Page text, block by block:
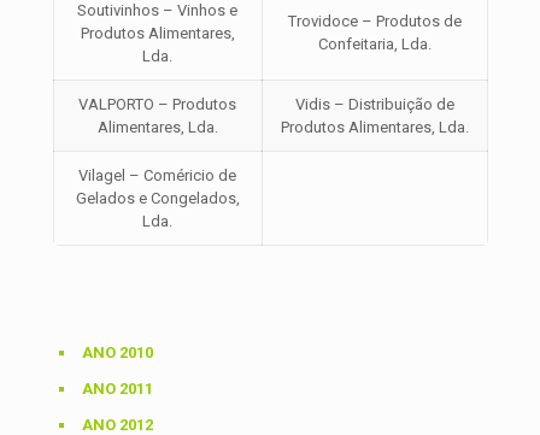
Soutivinhos – Vinhos e
Produtos Alimentares,
Lda.
Trovidoce – Produtos de
Confeitaria, Lda.
VALPORTO – Produtos
Alimentares, Lda.
Vidis – Distribuição de
Produtos Alimentares, Lda.
Vilagel – Coméricio de
Gelados e Congelados,
Lda.
ANO 2010
ANO 2011
ANO 2012